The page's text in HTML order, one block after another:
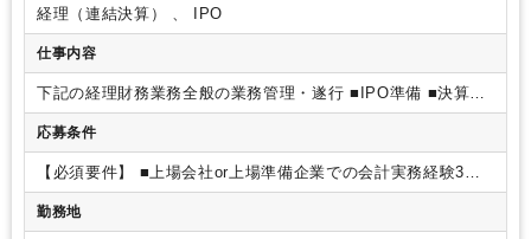
経理（連結決算） 、 IPO
仕事内容
下記の経理財務業務全般の業務管理・遂行 ■IPO準備 ■決算業
務（四半期・年次）■連結決算■四半期報告書、有価証券報告
書、決算短信作成、他適時開示全般
等）
応募条件
【必須要件】
■上場会社or上場準備企業での会計実務経験3年
以上or監査法人勤務経験2年以上の方■連結決算・開示書類の
作成にチャレンジしたい方orできる方
勤務地